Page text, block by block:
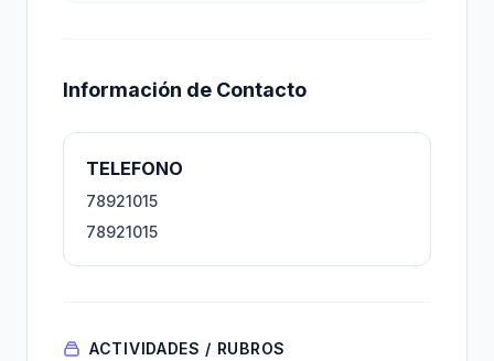
Información de Contacto
TELEFONO
78921015
78921015
ACTIVIDADES / RUBROS